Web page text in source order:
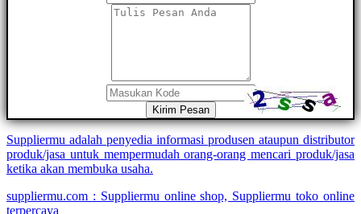
Kirim Pesan
Suppliermu adalah penyedia informasi produsen ataupun distributor
produk/jasa untuk mempermudah orang-orang mencari produk/jasa
ketika akan membuka usaha.
suppliermu.com : Suppliermu online shop, Suppliermu toko online
terpercaya